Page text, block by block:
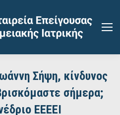
Σήψη, κίνδυνος
σήμερα;
ΕΕΕΕΙ